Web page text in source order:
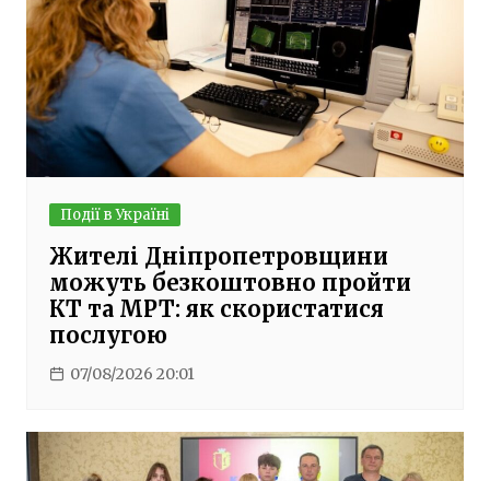
Події в Україні
Жителі Дніпропетровщини
можуть безкоштовно пройти
КТ та МРТ: як скористатися
послугою
07/08/2026 20:01